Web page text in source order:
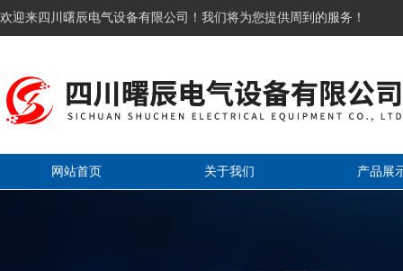
欢迎来四川曙辰电气设备有限公司！我们将为您提供周到的服务！
网站首页 关于我们 产品展